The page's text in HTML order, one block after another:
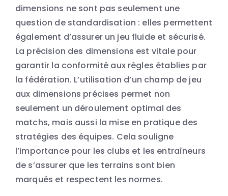
dimensions ne sont pas seulement une
question de standardisation : elles permettent
également d’assurer un jeu fluide et sécurisé.
La précision des dimensions est vitale pour
garantir la conformité aux règles établies par
la fédération. L’utilisation d’un champ de jeu
aux dimensions précises permet non
seulement un déroulement optimal des
matchs, mais aussi la mise en pratique des
stratégies des équipes. Cela souligne
l’importance pour les clubs et les entraîneurs
de s’assurer que les terrains sont bien
marqués et respectent les normes.